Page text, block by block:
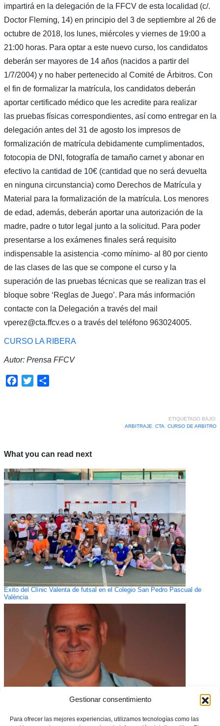
Gestionar consentimiento
Para ofrecer las mejores experiencias, utilizamos tecnologías como las
impartirá en la delegación de la FFCV de esta localidad (c/.
Doctor Fleming, 14) en principio del 3 de septiembre al 26 de
octubre de 2018, los lunes, miércoles y viernes de 19:00 a
21:00 horas. Para optar a este nuevo curso, los candidatos
deberán ser mayores de 14 años (nacidos a partir del
1/7/2004) y no haber pertenecido al Comité de Árbitros. Con
el fin de formalizar la matrícula, los candidatos deberán
aportar certificado médico que les acredite para realizar
las pruebas físicas correspondientes, así como entregar en la
delegación antes del 31 de agosto los impresos de
formalización de matrícula debidamente cumplimentados,
fotocopia de DNI, fotografía de tamaño carnet y abonar en
efectivo la cantidad de 10€ (cantidad que no será devuelta
en ninguna circunstancia) como Derechos de Matrícula y
Material para la formalización de la matrícula. Los menores
de edad, además, deberán aportar una autorización de la
madre, padre o tutor legal junto a la solicitud. Para poder
presentarse a los exámenes finales será requisito
indispensable la asistencia -como mínimo- al 80 por ciento
de las clases de las que se compone el curso y la
superación de las pruebas técnicas que se realizan tras el
bloque sobre ‘Reglas de Juego’. Para más información
contacte con la Delegación a través del mail
vperez@cta.ffcv.es o a través del teléfono 963024005.
CURSO LA RIBERA
Autor: Prensa FFCV
Facebook
Twitter
ETIQUETADO BAJO:
ARBITRAJE, CTA, CURSO DE ARBITRO
What you can read next
Éxito del Clínic Valenta de futsal en el Colegio San Pedro Pascual de
València